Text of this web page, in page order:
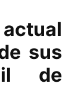
sus
de